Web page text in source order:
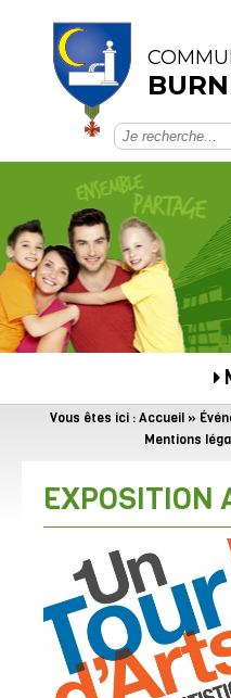
Vous êtes ici :Accueil »
Mentions
EXPOSITION